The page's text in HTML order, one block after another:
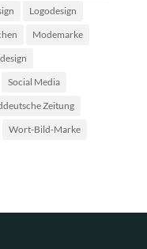
Logodesign
Modemarke
Social Media
Zeitung
Wort-Bild-Marke